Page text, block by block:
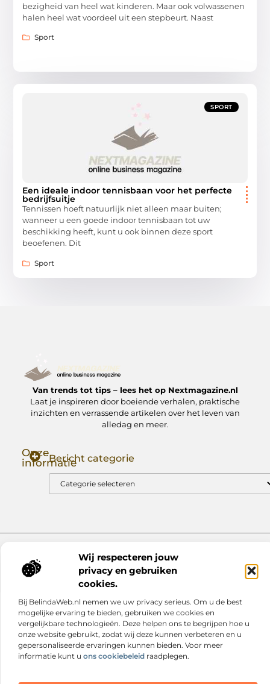
Wij respecteren jouw
privacy en gebruiken
cookies.
Bij BelindaWeb.nl nemen we uw privacy serieus. Om u de best
mogelijke ervaring te bieden, gebruiken we cookies en
vergelijkbare technologieën. Deze helpen ons te begrijpen hoe u
onze website gebruikt, zodat wij deze kunnen verbeteren en u
gepersonaliseerde ervaringen kunnen bieden. Voor meer
informatie kunt u ons cookiebeleid raadplegen.
bezigheid van heel wat kinderen. Maar ook volwassenen
halen heel wat voordeel uit een stepbeurt. Naast
Sport
SPORT
Een ideale indoor tennisbaan voor het perfecte
bedrijfsuitje
Tennissen hoeft natuurlijk niet alleen maar buiten;
wanneer u een goede indoor tennisbaan tot uw
beschikking heeft, kunt u ook binnen deze sport
beoefenen. Dit
Sport
Van trends tot tips – lees het op Nextmagazine.nl
Laat je inspireren door boeiende verhalen, praktische
inzichten en verrassende artikelen over het leven van
alledag en meer.
Onze
informatieBericht categorie
Website index
Cookiebeleid (EU)
@2025 www.nextmagazine.nl. All Right Reserved.